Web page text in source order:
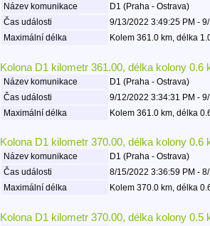
Název komunikace D1 (Praha - Ostrava)
Čas události
9/13/2022 3:49:25 PM -
Maximální délka
Kolem 361.0 km, délka
Kolona D1 kilometr 361.00, délka kolony 0.6
Název komunikace D1 (Praha - Ostrava)
Čas události
9/12/2022 3:34:31 PM -
Maximální délka
Kolem 361.0 km, délka
Kolona D1 kilometr 370.00, délka kolony 0.6
Název komunikace D1 (Praha - Ostrava)
Čas události
8/15/2022 3:36:59 PM -
Maximální délka
Kolem 370.0 km, délka
Kolona D1 kilometr 370.00, délka kolony 0.5